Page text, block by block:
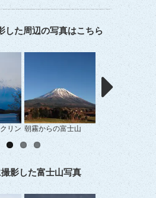
した周辺の写真はこちら
リン 朝霧からの富士山 牛と富士山
撮影した富士山写真